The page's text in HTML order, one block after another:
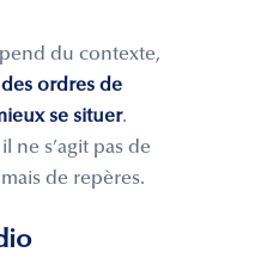
du contexte,
ordres de
se situer.
ne s’agit pas de
de repères.